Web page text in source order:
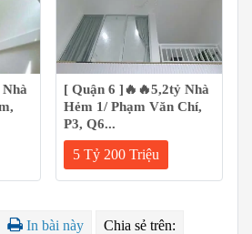
[ Quận 6 ]🔥🔥5,2tỷ Nhà
Hẻm 1/ Phạm Văn Chí,
P3, Q6...
5 Tỷ 200 Triệu
In bài này Chia sẻ trên: